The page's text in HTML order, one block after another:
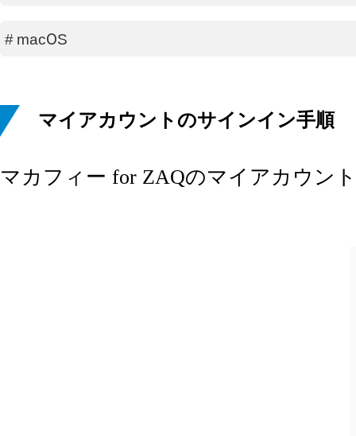
#macOS
マイアカウントのサインイン手順
マカフィー for ZAQのマイアカウン